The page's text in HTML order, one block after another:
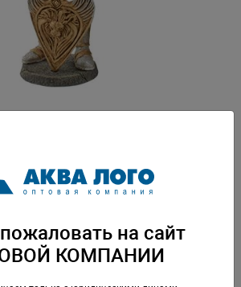
для использования в аквариумистике и
на сайт
КОМПАНИИ